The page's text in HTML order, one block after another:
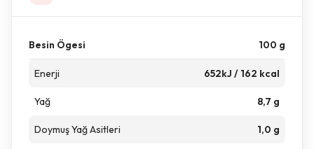
Besin Ögesi 100 g
Enerji 652kJ / 162 kcal
Yağ 8,7 g
Doymuş Yağ Asitleri 1,0 g